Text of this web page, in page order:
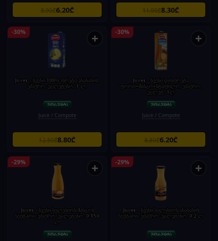
8.90₾6.20₾ 11.90₾8.30₾
-30% +
Juver - წვენი 100% ფრუტა ანანასის,
უშაქრო, უგლუტენო, 1 ლ.
Juice / Compote
12.50₾8.80₾
-30% +
Juver - წვენი დისფრუტა
ფორთ+მანგო+სტაფილო, უშაქრო,
უგლუტ. 1ლ
Juice / Compote
8.80₾6.20₾
-29% +
Juver - წვენი სელესიონ მანგოს
ნექტარი, უშაქრო, უგლუტენო, 0.850
ლ.
-29% +
Juver - წვენი სელესიონ ანანასის
ნექტარი, უშაქრო, უგლუტენო, 0.2 ლ